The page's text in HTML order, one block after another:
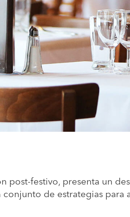
post-festivo, presenta un
de estrategias